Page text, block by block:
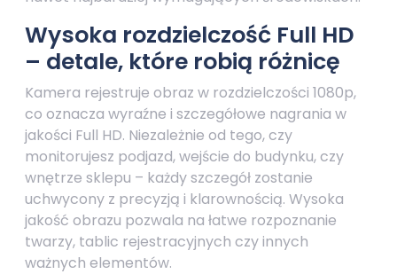
Wysoka rozdzielczość Full HD
– detale, które robią różnicę
Kamera rejestruje obraz w rozdzielczości 1080p,
co oznacza wyraźne i szczegółowe nagrania w
jakości Full HD. Niezależnie od tego, czy
monitorujesz podjazd, wejście do budynku, czy
wnętrze sklepu – każdy szczegół zostanie
uchwycony z precyzją i klarownością. Wysoka
jakość obrazu pozwala na łatwe rozpoznanie
twarzy, tablic rejestracyjnych czy innych
ważnych elementów.